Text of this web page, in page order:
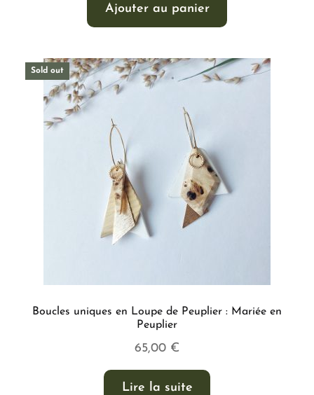
Ajouter au panier
Sold out
Boucles uniques en Loupe de Peuplier : Mariée en
Peuplier
65,00 €
Lire la suite